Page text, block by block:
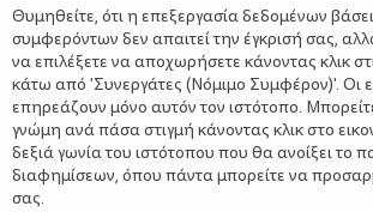
15 χρήσεις για τα μωρομάντηλα
δεν είχατε σκεφτεί
Θυμηθείτε, ότι η επεξεργασία δεδομένων
συμφερόντων δεν απαιτεί την έγκρισή σας,
να επιλέξετε να αποχωρήσετε κάνοντας κλικ
κάτω από 'Συνεργάτες (Νόμιμο Συμφέρον)'. Οι
επηρεάζουν μόνο αυτόν τον ιστότοπο.
γνώμη ανά πάσα στιγμή κάνοντας κλικ στο
δεξιά γωνία του ιστότοπου που θα ανοίξει το
διαφημίσεων, όπου πάντα μπορείτε να
σας.